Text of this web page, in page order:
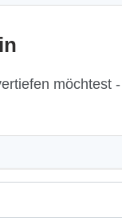
möchtest